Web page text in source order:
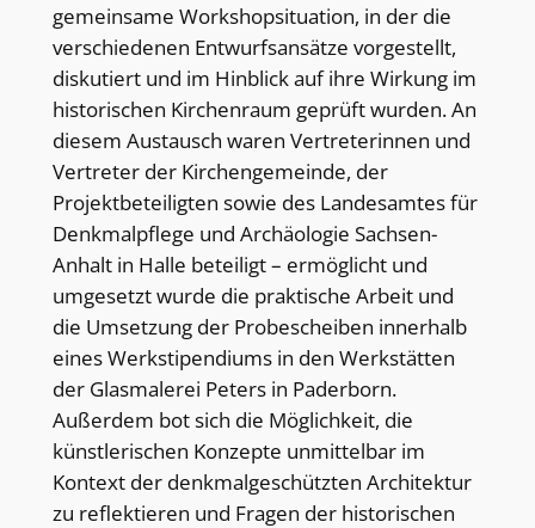
gemeinsame Workshopsituation, in der die
verschiedenen Entwurfsansätze vorgestellt,
diskutiert und im Hinblick auf ihre Wirkung im
historischen Kirchenraum geprüft wurden. An
diesem Austausch waren Vertreterinnen und
Vertreter der Kirchengemeinde, der
Projektbeteiligten sowie des Landesamtes für
Denkmalpflege und Archäologie Sachsen-
Anhalt in Halle beteiligt – ermöglicht und
umgesetzt wurde die praktische Arbeit und
die Umsetzung der Probescheiben innerhalb
eines Werkstipendiums in den Werkstätten
der Glasmalerei Peters in Paderborn.
Außerdem bot sich die Möglichkeit, die
künstlerischen Konzepte unmittelbar im
Kontext der denkmalgeschützten Architektur
zu reflektieren und Fragen der historischen